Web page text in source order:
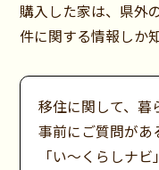
購入した家は、県外
件に関する情報しか
移住に関して、暮
事前にご質問があ
「い～くらしナ